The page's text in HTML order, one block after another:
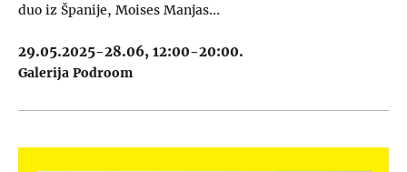
duo iz Španije, Moises Manjas…
29.05.2025-28.06, 12:00-20:00.
Galerija Podroom